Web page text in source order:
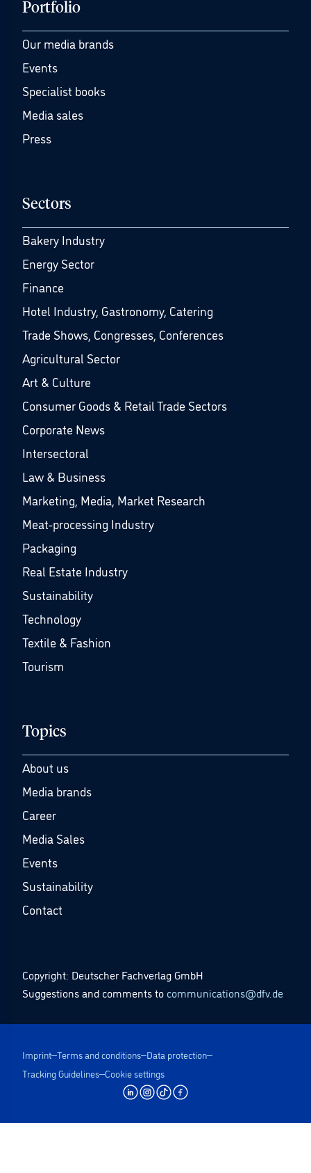
Portfolio
Our media brands
Events
Specialist books
Media sales
Press
Sectors
Bakery Industry
Energy Sector
Finance
Hotel Industry, Gastronomy, Catering
Trade Shows, Congresses, Conferences
Agricultural Sector
Art & Culture
Consumer Goods & Retail Trade Sectors
Corporate News
Intersectoral
Law & Business
Marketing, Media, Market Research
Meat-processing Industry
Packaging
Real Estate Industry
Sustainability
Technology
Textile & Fashion
Tourism
Topics
About us
Media brands
Career
Media Sales
Events
Sustainability
Contact
Copyright: Deutscher Fachverlag GmbH
Suggestions and comments to communications@dfv.de
Imprint Terms and conditions Data protection
Tracking Guidelines Cookie settings